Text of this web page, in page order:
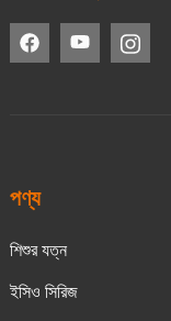
পণ্য
শিশুর যত্ন
ইসিও সিরিজ